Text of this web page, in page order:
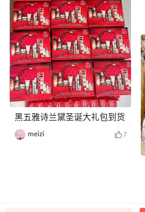
黑五雅诗兰黛圣诞大礼包到货
meizi 7